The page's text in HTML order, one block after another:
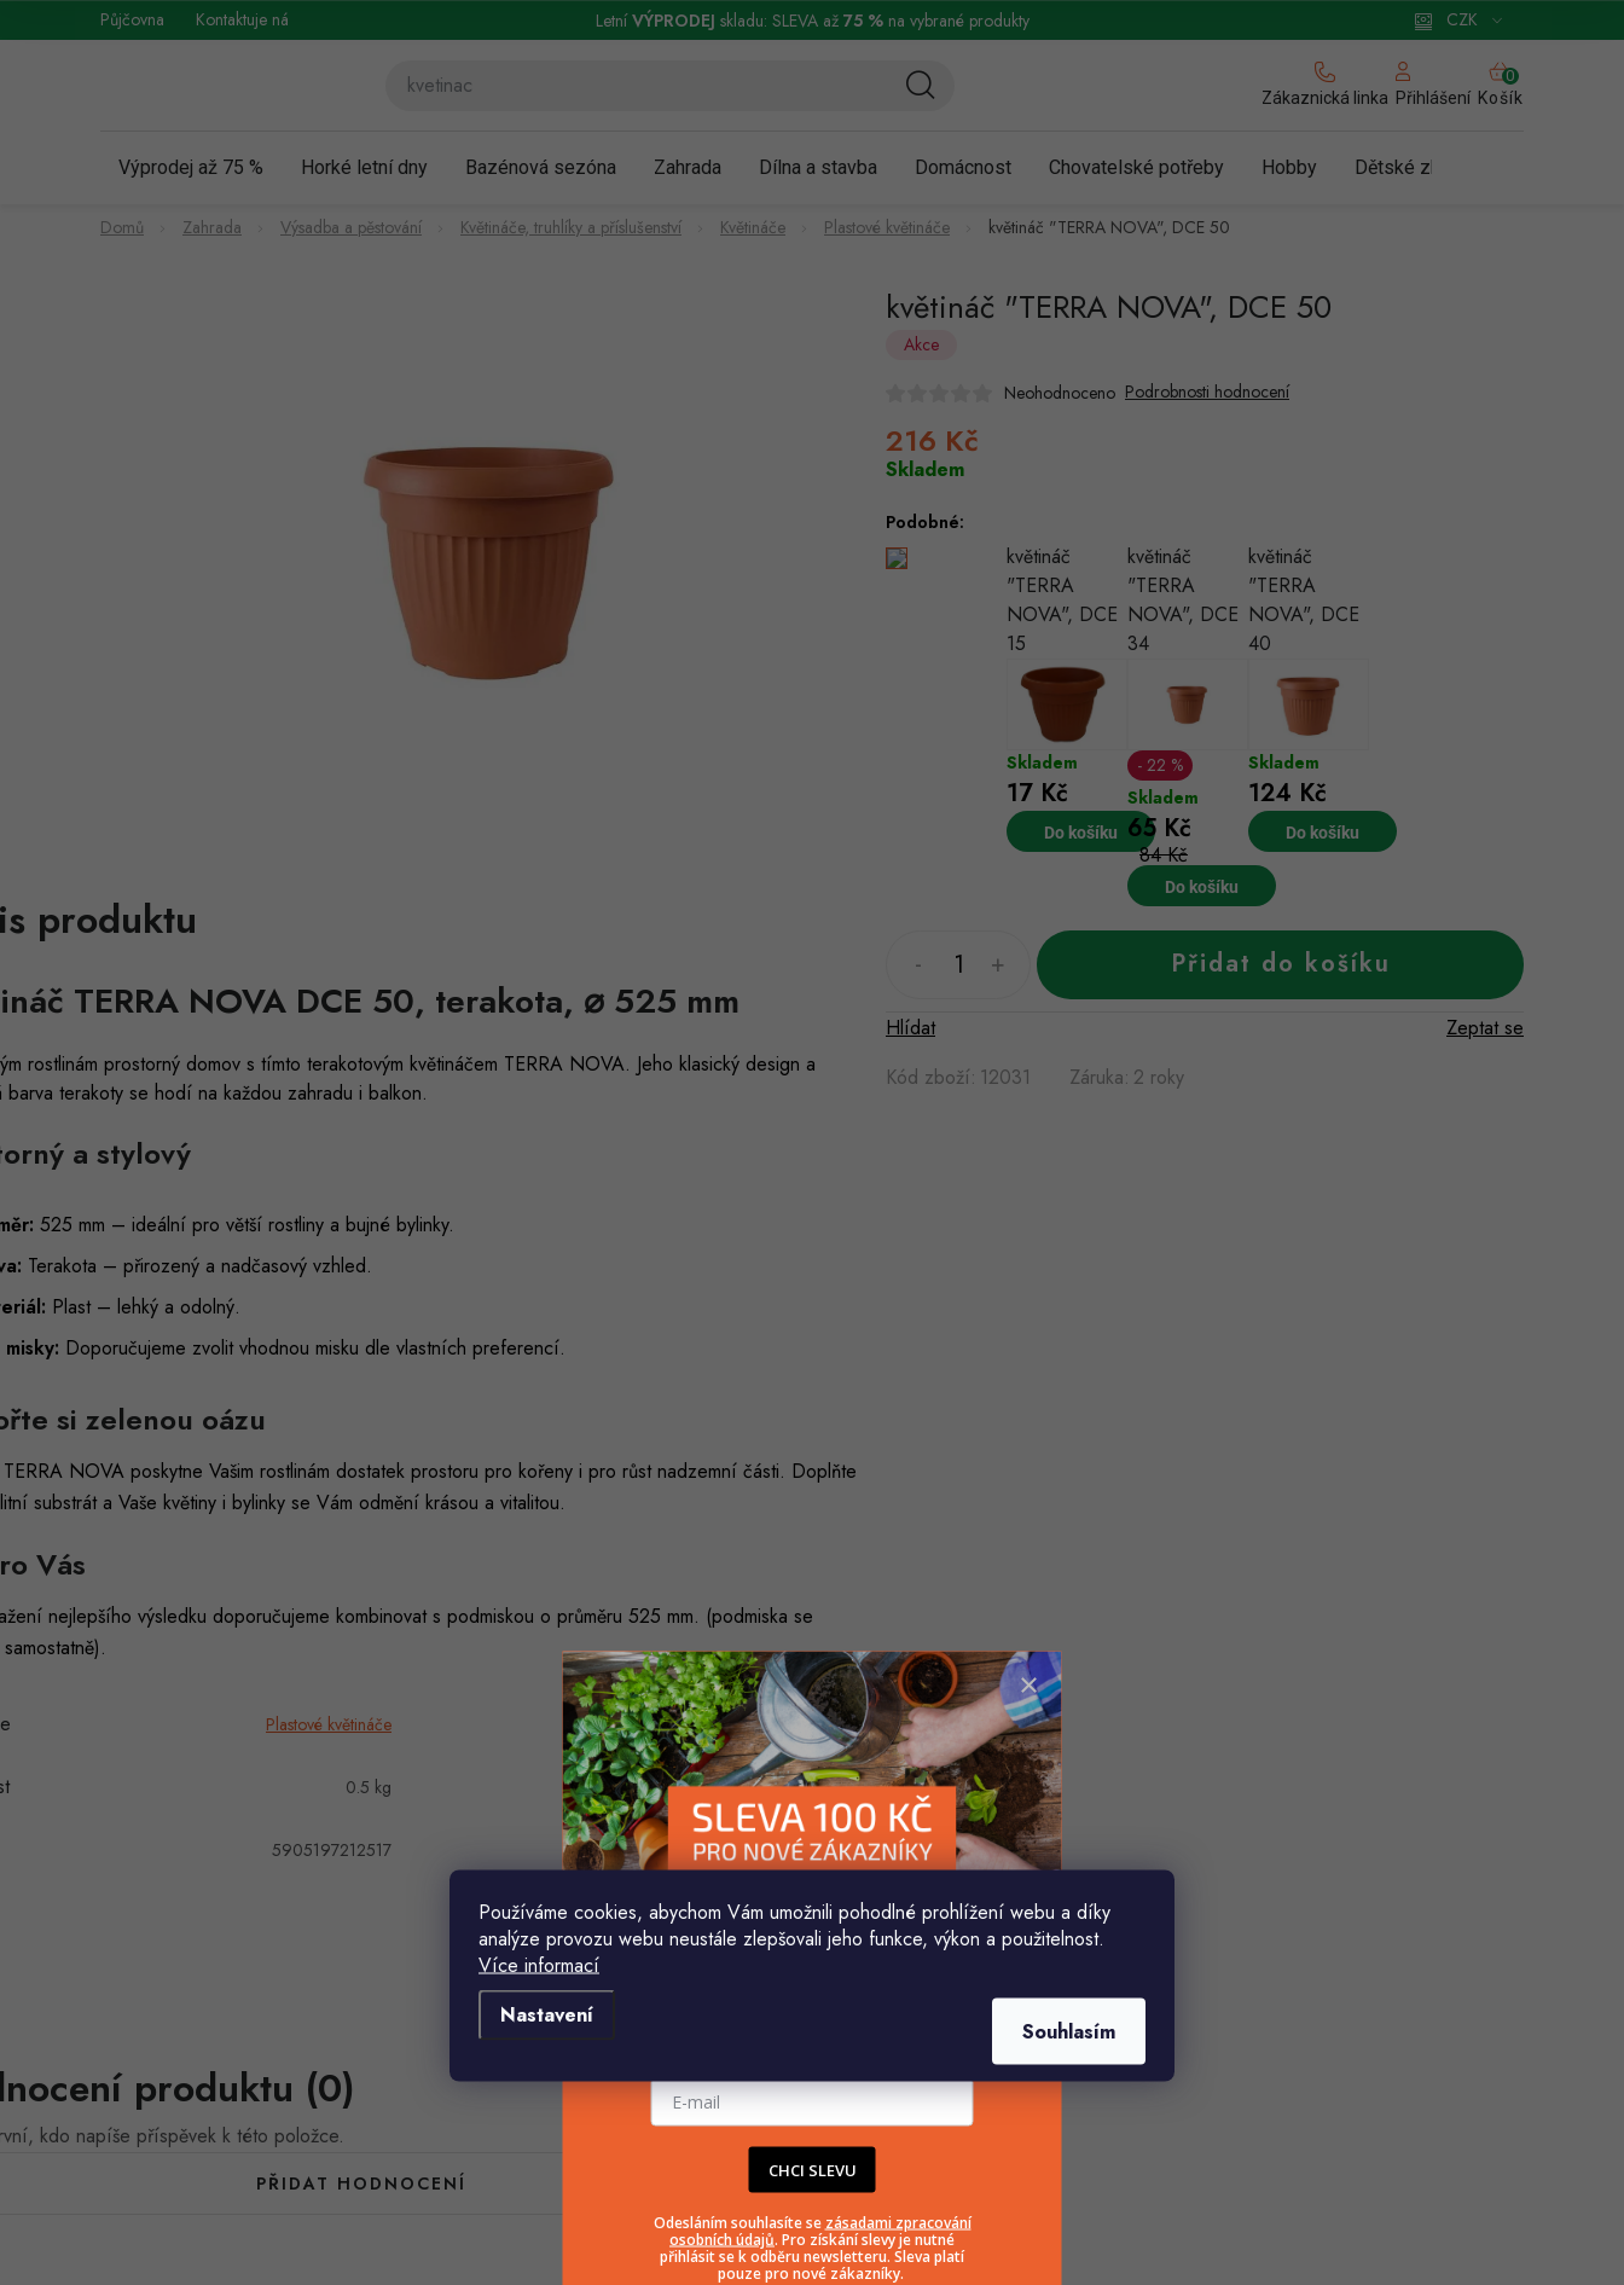
Používáme cookies, abychom Vám umožnili pohodlné prohlížení webu a díky
analýze provozu webu neustále zlepšovali jeho funkce, výkon a použitelnost.
Více informací
Nastavení
Souhlasím
na
Půjčovna Kontaktuje nás Vrácení a reklamace Podmínky ochrany osobních údajů Obchodní podmínky pro podnikatele Zásady používání cookies
CZK
LetníVÝPRODEJ skladu: SLEVA až 75 %na vybrané produkty
Zákaznická linka Přihlášení
NÁKUPNÍ
KOŠÍK
Košík
Výprodej až 75 % Horké letní dny Bazénová sezóna Zahrada Dílna a stavba Domácnost Chovatelské potřeby Hobby Dětské zboží a hračky
Domů Zahrada Výsadba a pěstování Květináče, truhlíky a příslušenství Květináče Plastové květináče květináč "TERRA NOVA", DCE 50
květináč "TERRA NOVA", DCE 50
Akce
Neohodnoceno Podrobnosti hodnocení
216 Kč
Skladem
Podobné:
květináč
"TERRA
NOVA", DCE
15
Skladem
17 Kč
Do košíku
květináč
"TERRA
NOVA", DCE
34
22 %
Skladem
65 Kč
84 Kč
Do košíku
květináč
"TERRA
NOVA", DCE
40
Skladem
124 Kč
Do košíku
Přidat do košíku
Kód zboží: 12031 Záruka: 2 roky
Zeptat se
Hlídat
produktu
TERRA NOVA DCE 50, terakota, ⌀ 525 mm
rostlinám prostorný domov s tímto terakotovým květináčem TERRA NOVA. Jeho klasický design a
barva terakoty se hodí na každou zahradu i balkon.
a stylový
525 mm – ideální pro větší rostliny a bujné bylinky.
Terakota – přirozený a nadčasový vzhled.
Plast – lehký a odolný.
Doporučujeme zvolit vhodnou misku dle vlastních preferencí.
si zelenou oázu
TERRA NOVA poskytne Vašim rostlinám dostatek prostoru pro kořeny i pro růst nadzemní části. Doplňte
substrát a Vaše květiny i bylinky se Vám odmění krásou a vitalitou.
Vás
nejlepšího výsledku doporučujeme kombinovat s podmiskou o průměru 525 mm. (podmiska se
Plastové květináče
0.5 kg
5905197212517
produktu (0)
kdo napíše příspěvek k této položce.
PŘIDAT HODNOCENÍ
CHCI SLEVU
Odesláním souhlasíte se zásadami zpracování
osobních údajů. Pro získání slevy je nutné
přihlásit se k odběru newsletteru. Sleva platí
pouze pro nové zákazníky.